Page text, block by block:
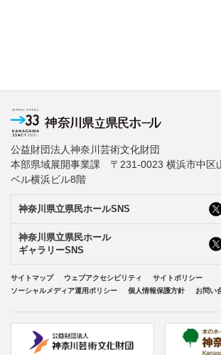
公益財団法人神奈川芸術文化財団
本部県域展開事業課 〒231-0023 横浜市中
ベル横浜ビル8階
神奈川県立県民ホールSNS
神奈川県立県民ホール
ギャラリーSNS
サイトマップ ウェブアクセシビリティ
サイトポリシー
ソーシャルメディア運用ポリシー
個人情報保護方針 お問い